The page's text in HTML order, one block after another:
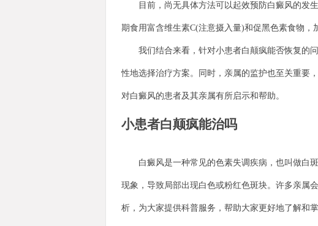
目前，尚无具体方法可以起效预防白癜风的发生
期食用富含维生素C(注意摄入量)和促黑色素食物，
我们结合来看，针对小患者白颠疯能否恢复的问
性地选择治疗方案。同时，亲属的监护也至关重要
对白癜风的患者及其亲属有所启示和帮助。
小患者白颠疯能治吗
白癜风是一种常见的色素失调疾病，也叫做白斑
现象，导致局部出现白色或粉红色斑块。许多亲属
析，为大家提供科普服务，帮助大家更好地了解和